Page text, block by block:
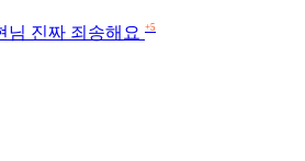
님 진짜 죄송해요 +5